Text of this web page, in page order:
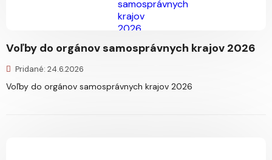
Voľby do orgánov samosprávnych krajov 2026
Pridané: 24.6.2026
Voľby do orgánov samosprávnych krajov 2026